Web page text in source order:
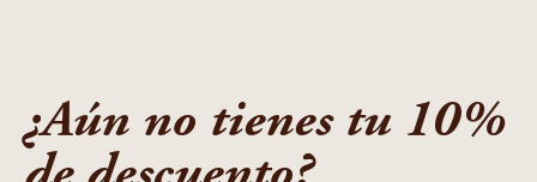
¿Aún no tienes tu 10%